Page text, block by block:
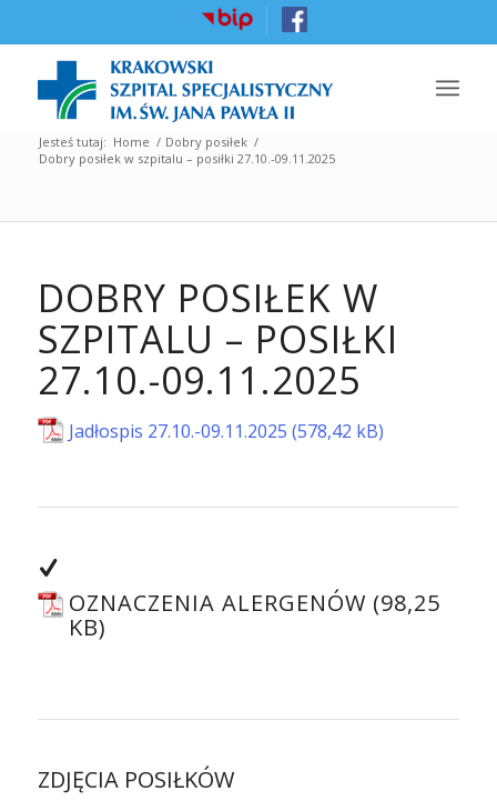
Jesteś tutaj: Home / Dobry posiłek /
Dobry posiłek w szpitalu – posiłki 27.10.-09.11.2025
DOBRY POSIŁEK W
SZPITALU – POSIŁKI
27.10.-09.11.2025
Jadłospis 27.10.-09.11.2025
OZNACZENIA ALERGENÓW
ZDJĘCIA POSIŁKÓW